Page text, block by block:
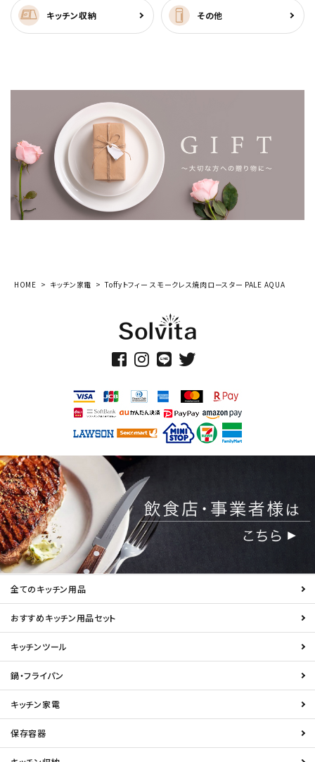
キッチン収納 その他
HOME キッチン家電 Toffyトフィー スモークレス焼肉ロースター PALE AQUA
全てのキッチン用品
おすすめキッチン用品セット
キッチンツール
鍋・フライパン
キッチン家電
保存容器